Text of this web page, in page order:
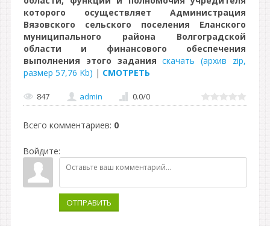
которого осуществляет Администрация
Вязовского сельского поселения Еланского
муниципального района Волгоградской
области и финансового обеспечения
выполнения этого задания скачать (архив zip,
размер 57,76 Kb) | СМОТРЕТЬ
847 admin 0.0/0
Всего комментариев: 0
Войдите:
ОТПРАВИТЬ